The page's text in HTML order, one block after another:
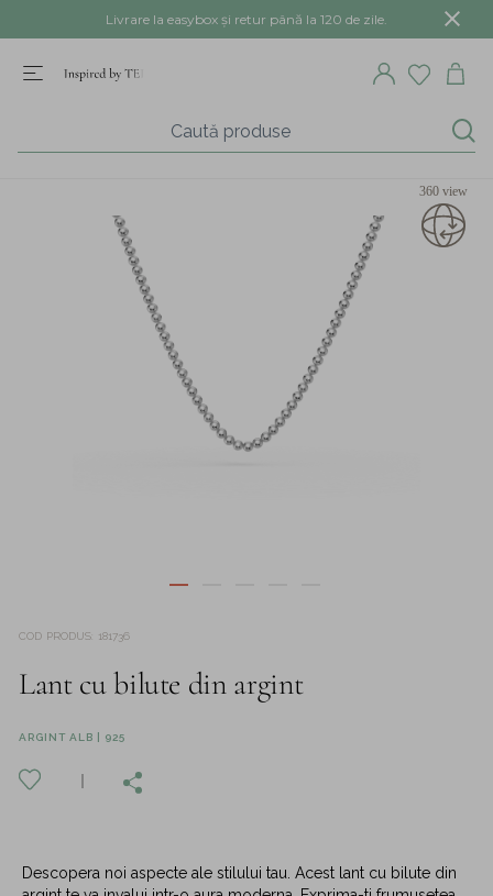
Livrare la easybox și retur până la 120 de zile.
360 view
COD PRODUS 181736
Lant cu bilute din argint
ARGINT ALB | 925
Descopera noi aspecte ale stilului tau. Acest lant cu bilute din